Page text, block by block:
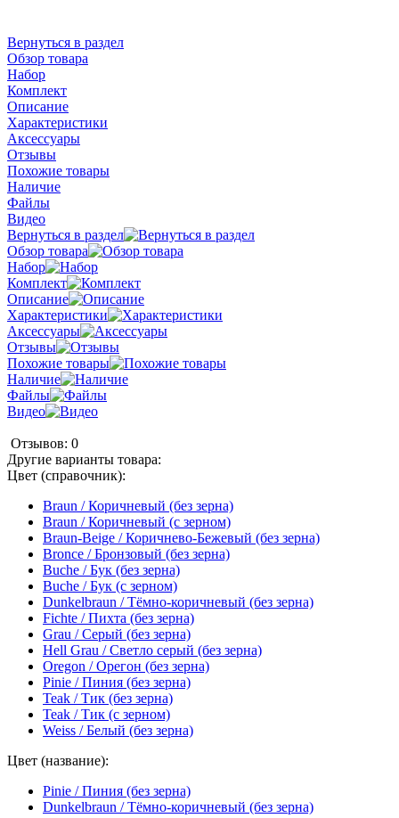
Вернуться в раздел
Обзор товара
Набор
Комплект
Описание
Характеристики
Аксессуары
Отзывы
Похожие товары
Наличие
Файлы
Видео
Вернуться в раздел
Обзор товара
Набор
Комплект
Описание
Характеристики
Аксессуары
Отзывы
Похожие товары
Наличие
Файлы
Видео
Отзывов: 0
Другие варианты товара:
Цвет (справочник):
Braun / Коричневый (без зерна)
Braun / Коричневый (с зерном)
Braun-Beige / Коричнево-Бежевый (без зерна)
Bronce / Бронзовый (без зерна)
Buche / Бук (без зерна)
Buche / Бук (с зерном)
Dunkelbraun / Тёмно-коричневый (без зерна)
Fichte / Пихта (без зерна)
Grau / Серый (без зерна)
Hell Grau / Светло серый (без зерна)
Oregon / Орегон (без зерна)
Pinie / Пиния (без зерна)
Teak / Тик (без зерна)
Teak / Тик (с зерном)
Weiss / Белый (без зерна)
Цвет (название):
Pinie / Пиния (без зерна)
Dunkelbraun / Тёмно-коричневый (без зерна)